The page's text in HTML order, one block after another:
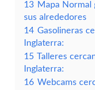
13 Mapa Normal
sus alrededores
14 Gasolineras
Inglaterra:
15 Talleres
Inglaterra:
16 Webcams